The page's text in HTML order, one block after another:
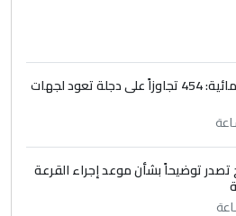
الموارد المائية: 454 تجاوزاً على دجلة تعود لجهات
تصدر توضيحاً بشأن موعد إجراء القرعة